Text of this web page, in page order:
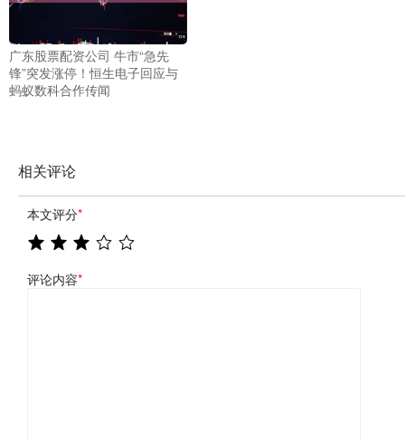
广东股票配资公司 牛市“急先
锋”突发涨停！恒生电子回应与
蚂蚁数科合作传闻
相关评论
本文评分*
评论内容*